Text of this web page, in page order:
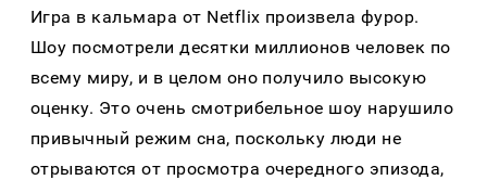
Игра в кальмара от Netflix произвела фурор.
Шоу посмотрели десятки миллионов человек по
всему миру, и в целом оно получило высокую
оценку. Это очень смотрибельное шоу нарушило
привычный режим сна, поскольку люди не
отрываются от просмотра очередного эпизода,